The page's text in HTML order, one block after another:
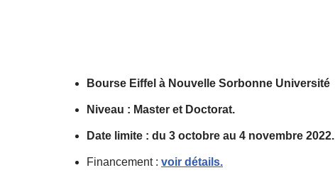
Bourse Eiffel à Nouvelle Sorbonne Université
Niveau : Master et Doctorat.
Date limite : du 3 octobre au 4 novembre 2022.
Financement : voir détails.